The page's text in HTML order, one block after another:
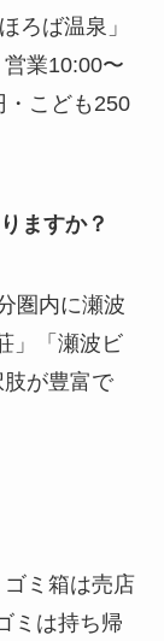
ろば温泉」
業10:00〜
・こども250
ますか？
圏内に瀬波
」「瀬波ビ
が豊富で
ゴミ箱は売店
ミは持ち帰